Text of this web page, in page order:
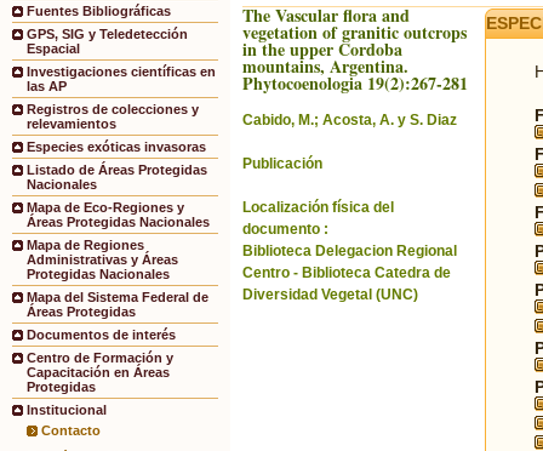
Fuentes Bibliográficas
GPS, SIG y Teledetección
Espacial
Investigaciones científicas en
las AP
Registros de colecciones y
relevamientos
Especies exóticas invasoras
Listado de Áreas Protegidas
Nacionales
Mapa de Eco-Regiones y
Áreas Protegidas Nacionales
Mapa de Regiones
Administrativas y Áreas
Protegidas Nacionales
Mapa del Sistema Federal de
Áreas Protegidas
Documentos de interés
Centro de Formación y
Capacitación en Áreas
Protegidas
Institucional
Contacto
The Vascular flora and
vegetation of granitic outcrops
in the upper Cordoba
mountains, Argentina.
Phytocoenologia 19(2):267-281
Cabido, M.; Acosta, A. y S. Diaz
Publicación
Localización física del
documento :
Biblioteca Delegacion Regional
Centro - Biblioteca Catedra de
Diversidad Vegetal (UNC)